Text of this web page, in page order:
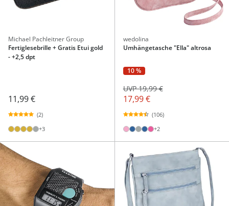
Michael Pachleitner Group
Fertiglesebrille + Gratis Etui gold
- +2,5 dpt
11,99 €
(2)
+3
wedolina
Umhängetasche "Ella" altrosa
10 %
17,99 €
UVP 19,99 €
(106)
+2